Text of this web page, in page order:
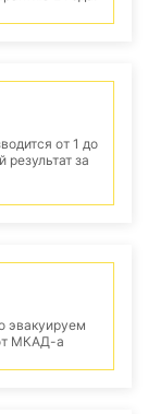
от 1 до
за
эвакуируем
МКАД-а